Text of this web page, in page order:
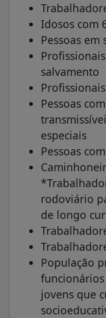
Idosos com
Pessoas em
salvamento
Pessoas
especiais
Pessoas
rodoviário
de longo
População
jovens que